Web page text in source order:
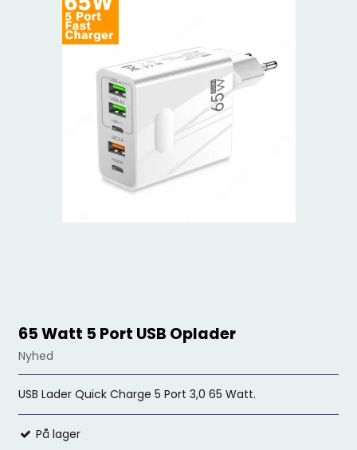
65 Watt 5 Port USB Oplader
Nyhed
USB Lader Quick Charge 5 Port 3,0 65 Watt.
På lager